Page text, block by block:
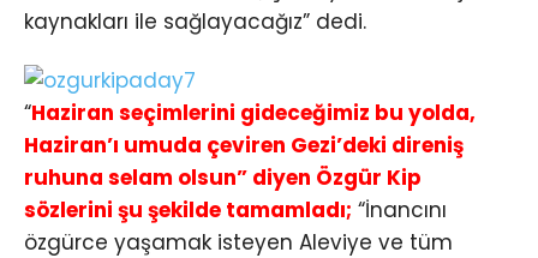
kaynakları ile sağlayacağız” dedi.
“Haziran seçimlerini gideceğimiz bu yolda,
Haziran’ı umuda çeviren Gezi’deki direniş
ruhuna selam olsun” diyen Özgür Kip
sözlerini şu şekilde tamamladı; “İnancını
özgürce yaşamak isteyen Aleviye ve tüm